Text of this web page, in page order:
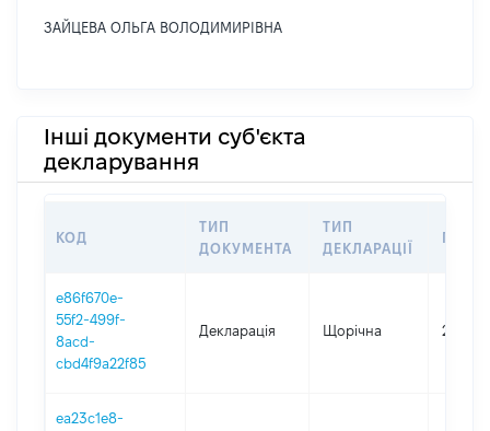
ЗАЙЦЕВА ОЛЬГА ВОЛОДИМИРІВНА
Інші документи суб'єкта
декларування
КОД
ТИП
ДОКУМЕНТА
ТИП
ДЕКЛАРАЦІЇ
e86f670e-
55f2-499f-
8acd-
cbd4f9a22f85
Декларація Щорічна 2025
ea23c1e8-